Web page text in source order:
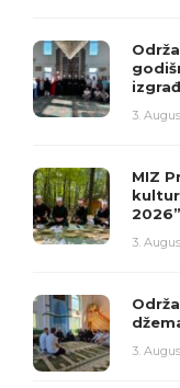
3.
MIZ
2026”
3.
3.